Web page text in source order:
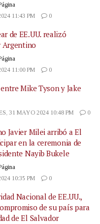
11:43 PM
0
de EE.UU. realizó
Argentino
11:00 PM
0
Mike Tyson y Jake
31 MAYO 2024 10:48 PM 0
Javier Milei arribó a El
en la ceremonia de
Nayib Bukele
10:35 PM
0
Nacional de EE.UU.,
de su país para
de El Salvador